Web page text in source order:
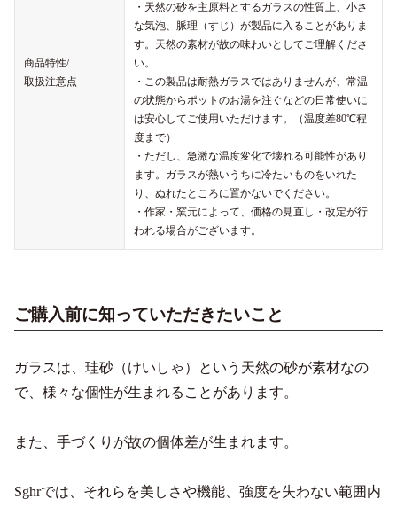
商品特性/
取扱注意点
・天然の砂を主原料とするガラスの性質上、小さ
な気泡、脈理（すじ）が製品に入ることがありま
す。天然の素材が故の味わいとしてご理解くださ
い。
・この製品は耐熱ガラスではありませんが、常温
の状態からポットのお湯を注ぐなどの日常使いに
は安心してご使用いただけます。（温度差80℃程
度まで）
・ただし、急激な温度変化で壊れる可能性があり
ます。ガラスが熱いうちに冷たいものをいれた
り、ぬれたところに置かないでください。
・作家・窯元によって、価格の見直し・改定が行
われる場合がございます。
ご購入前に知っていただきたいこと
ガラスは、珪砂（けいしゃ）という天然の砂が素材なの
で、様々な個性が生まれることがあります。
また、手づくりが故の個体差が生まれます。
Sghrでは、それらを美しさや機能、強度を失わない範囲内